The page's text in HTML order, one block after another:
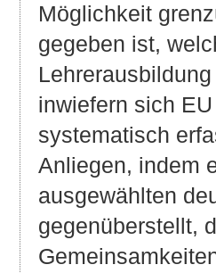
Möglichkeit
gegeben ist,
inwiefern sich
systematisch
Anliegen, indem
ausgewählten
gegenüberstellt,